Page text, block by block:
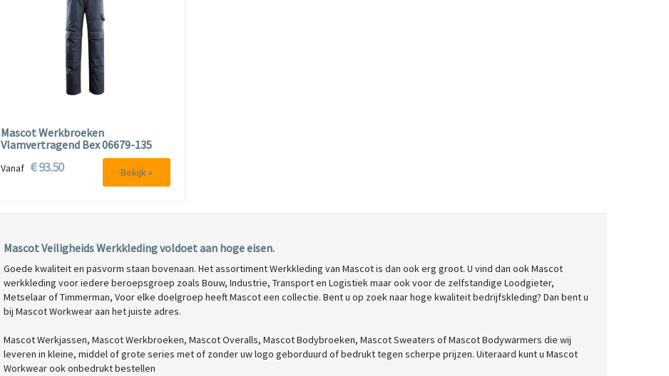
Mascot Werkbroeken
Vlamvertragend Bex 06679-135
Vanaf € 93.50 Bekijk »
Mascot Veiligheids Werkkledingvoldoet aan hoge eisen.
Goede kwaliteit en pasvorm staan bovenaan. Het assortiment Werkkleding van Mascot is dan ook erg groot. U vind dan ook Mascot
werkkleding voor iedere beroepsgroep zoals Bouw, Industrie, Transport en Logistiek maar ook voor de zelfstandige Loodgieter,
Metselaar of Timmerman, Voor elke doelgroep heeft Mascot een collectie. Bent u op zoek naar hoge kwaliteit bedrijfskleding? Dan bent u
bij Mascot Workwear aan het juiste adres.
Mascot Werkjassen, Mascot Werkbroeken, Mascot Overalls, Mascot Bodybroeken, Mascot Sweaters of Mascot Bodywarmers die wij
leveren in kleine, middel of grote series met of zonder uw logo geborduurd of bedrukt tegen scherpe prijzen. Uiteraard kunt u Mascot
Workwear ook onbedrukt bestellen